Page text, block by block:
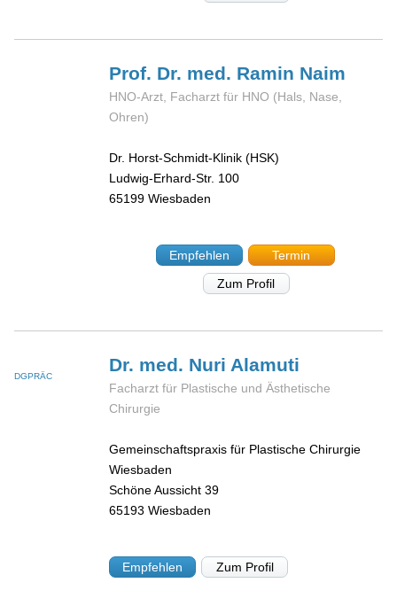
Prof. Dr. med. Ramin Naim
HNO-Arzt, Facharzt für HNO (Hals, Nase,
Ohren)
Dr. Horst-Schmidt-Klinik (HSK)
Ludwig-Erhard-Str. 100
65199 Wiesbaden
Empfehlen
Termin
Zum Profil
DGPRÄC
Dr. med. Nuri Alamuti
Facharzt für Plastische und Ästhetische
Chirurgie
Gemeinschaftspraxis für Plastische Chirurgie
Wiesbaden
Schöne Aussicht 39
65193 Wiesbaden
Empfehlen Zum Profil